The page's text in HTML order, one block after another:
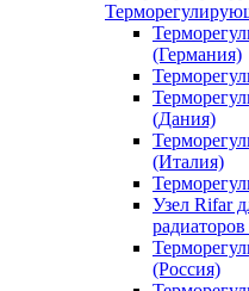
(Германия)
(Дания)
(Италия)
Узел Rifar
(Россия)